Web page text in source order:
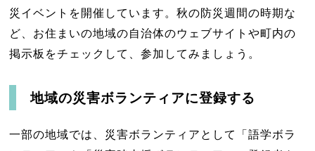
災イベントを開催しています。秋の防災週間の時期な
ど、お住まいの地域の自治体のウェブサイトや町内の
掲示板をチェックして、参加してみましょう。
地域の災害ボランティアに登録する
一部の地域では、災害ボランティアとして「語学ボラ